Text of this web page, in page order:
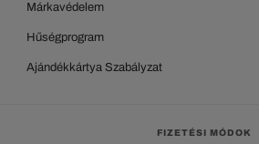
Márkavédelem
Hűségprogram
Ajándékkártya Szabályzat
FIZETÉSI MÓDOK